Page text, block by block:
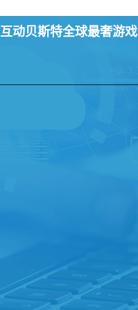
互动贝斯特全球最奢游戏